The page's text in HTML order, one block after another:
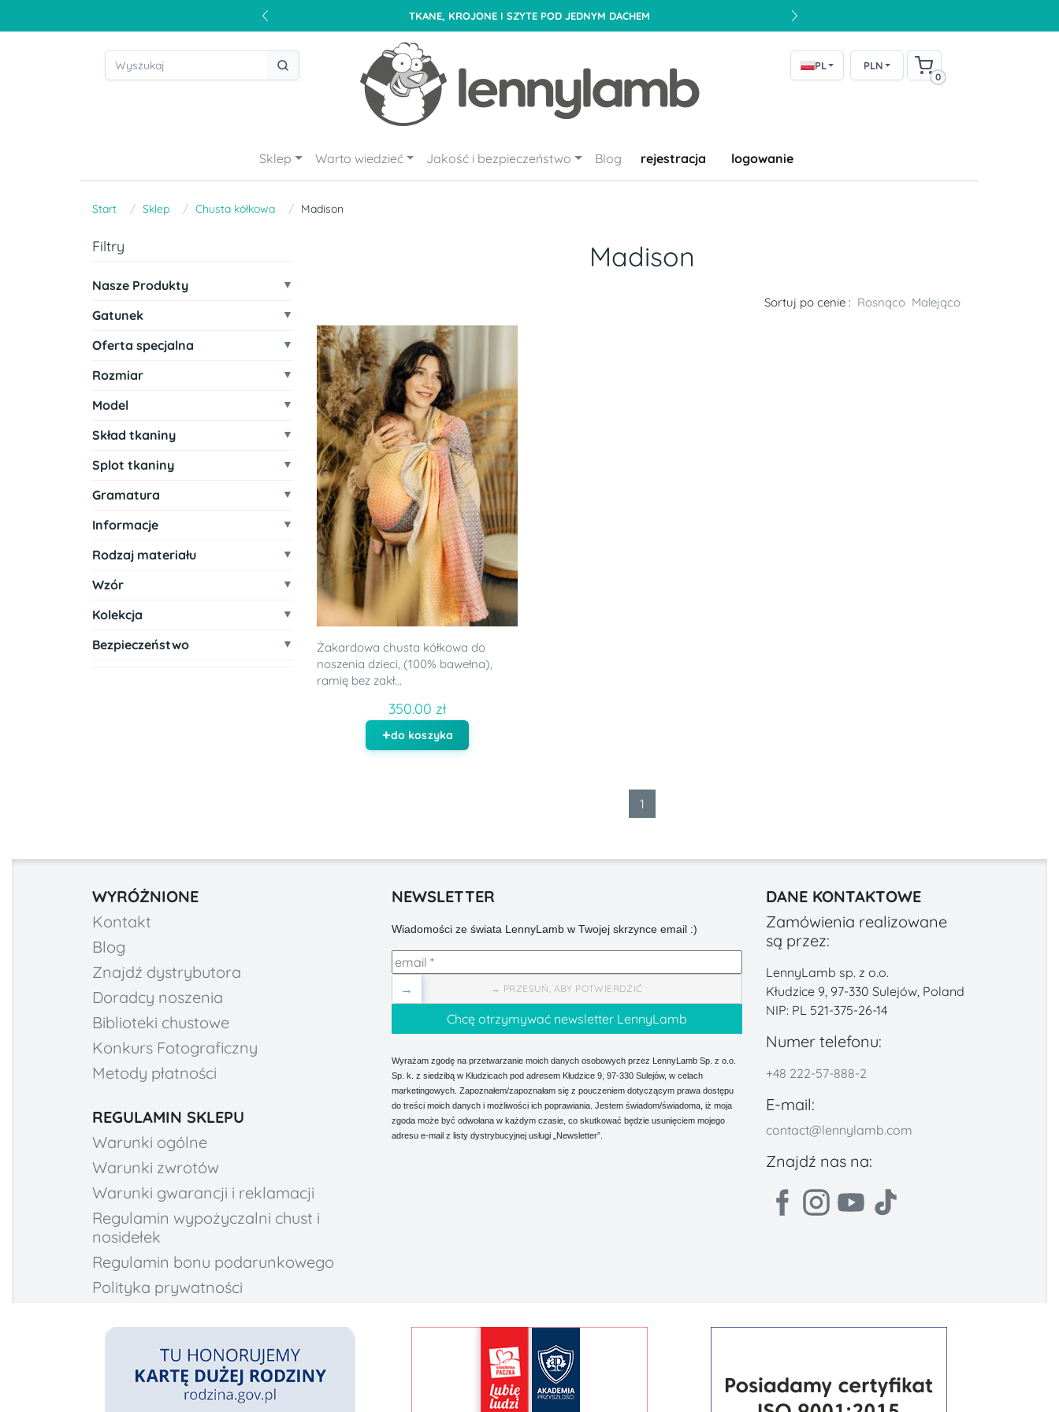
TKANE, KROJONE I SZYTE POD JEDNYM DACHEM
PL PLN
0
Sklep Warto wiedzieć Jakość i bezpieczeństwo Blog rejestracja logowanie
Start Sklep Chusta kółkowa Madison
Filtry
Nasze Produkty
Gatunek
Oferta specjalna
Rozmiar
Model
Skład tkaniny
Splot tkaniny
Gramatura
Informacje
Rodzaj materiału
Wzór
Kolekcja
Bezpieczeństwo
Madison
Sortuj po cenie : Rosnąco Malejąco
Żakardowa chusta kółkowa do
noszenia dzieci, (100% bawełna),
ramię bez zakł...
350.00 zł
do koszyka
1
WYRÓŻNIONE
Kontakt
Blog
Znajdź dystrybutora
Doradcy noszenia
Biblioteki chustowe
Konkurs Fotograficzny
Metody płatności
REGULAMIN SKLEPU
Warunki ogólne
Warunki zwrotów
Warunki gwarancji i reklamacji
Regulamin wypożyczalni chust i
nosidełek
Regulamin bonu podarunkowego
Polityka prywatności
NEWSLETTER
Wiadomości ze świata LennyLamb w Twojej skrzynce email :)
→ PRZESUŃ, ABY POTWIERDZIĆ
→
Wyrażam zgodę na przetwarzanie moich danych osobowych przez LennyLamb Sp. z o.o.
Sp. k. z siedzibą w Kłudzicach pod adresem Kłudzice 9, 97-330 Sulejów, w celach
marketingowych. Zapoznałem/zapoznałam się z pouczeniem dotyczącym prawa dostępu
do treści moich danych i możliwości ich poprawiania. Jestem świadom/świadoma, iż moja
zgoda może być odwołana w każdym czasie, co skutkować będzie usunięciem mojego
adresu e-mail z listy dystrybucyjnej usługi „Newsletter”.
DANE KONTAKTOWE
Zamówienia realizowane
są przez:
LennyLamb sp. z o.o.
Kłudzice 9, 97-330 Sulejów, Poland
NIP: PL 521-375-26-14
Numer telefonu:
+48 222-57-888-2
E-mail:
contact@lennylamb.com
Znajdź nas na: